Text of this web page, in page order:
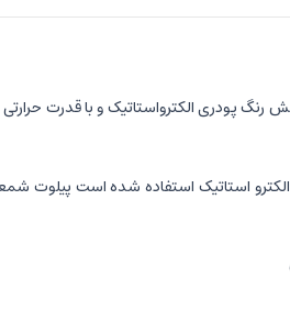
براق الکترو استاتیک استفاده شده است